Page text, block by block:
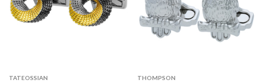
TATEOSSIAN THOMPSON